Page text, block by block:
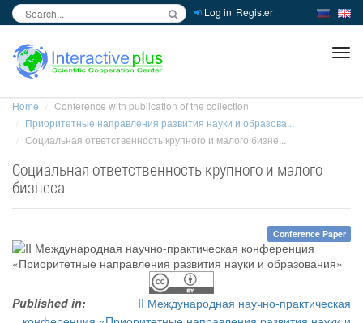
Log in Register
Home
Conference with publication of the collection
Приоритетные направления развития науки и образова...
Социальная ответственность крупного и малого бизне...
Социальная ответственность крупного и малого
бизнеса
Conference Paper
Published in:
II Международная научно-практическая